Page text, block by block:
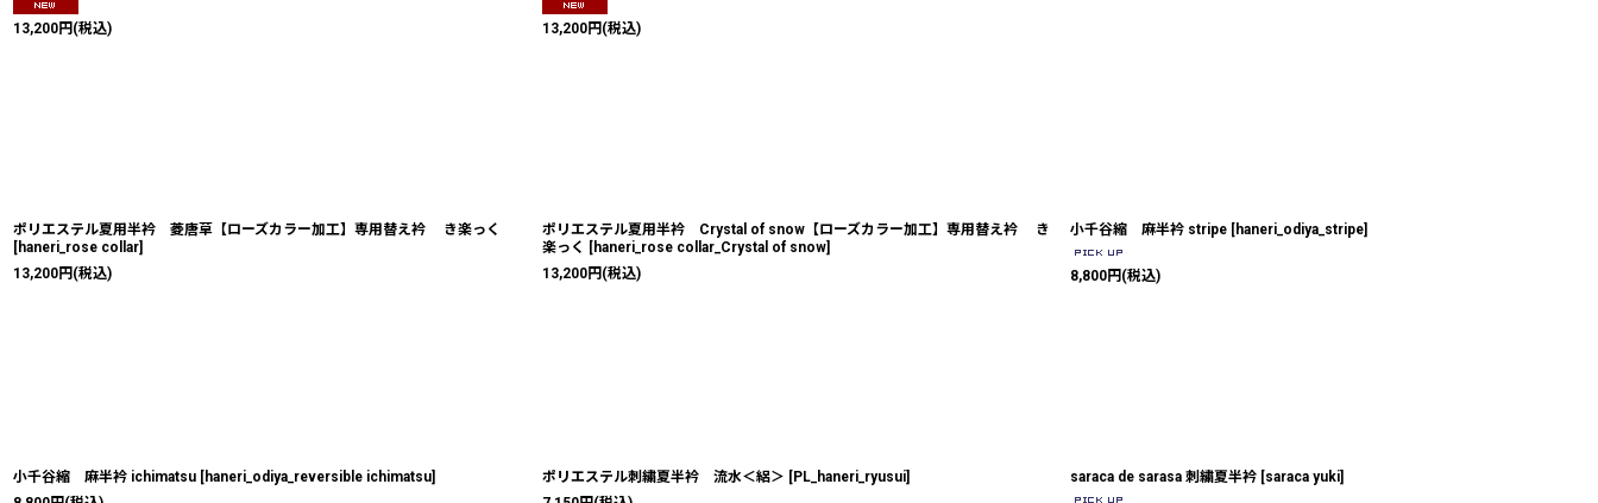
13,200円 (税込) 13,200円 (税込)
ポリエステル夏用半衿 菱唐草【ローズカラー加工】専用替え衿 き楽っく
[haneri_rose collar]
13,200円 (税込)
ポリエステル夏用半衿 Crystal of snow【ローズカラー加工】専用替え衿 き
楽っく [haneri_rose collar_Crystal of snow]
13,200円 (税込)
小千谷縮 麻半衿 stripe [haneri_odiya_stripe]
8,800円 (税込)
小千谷縮 麻半衿 ichimatsu [haneri_odiya_reversible ichimatsu]
ポリエステル刺繍夏半衿 流水＜絽＞ [PL_haneri_ryusui]
saraca de sarasa 刺繍夏半衿 [saraca yuki]